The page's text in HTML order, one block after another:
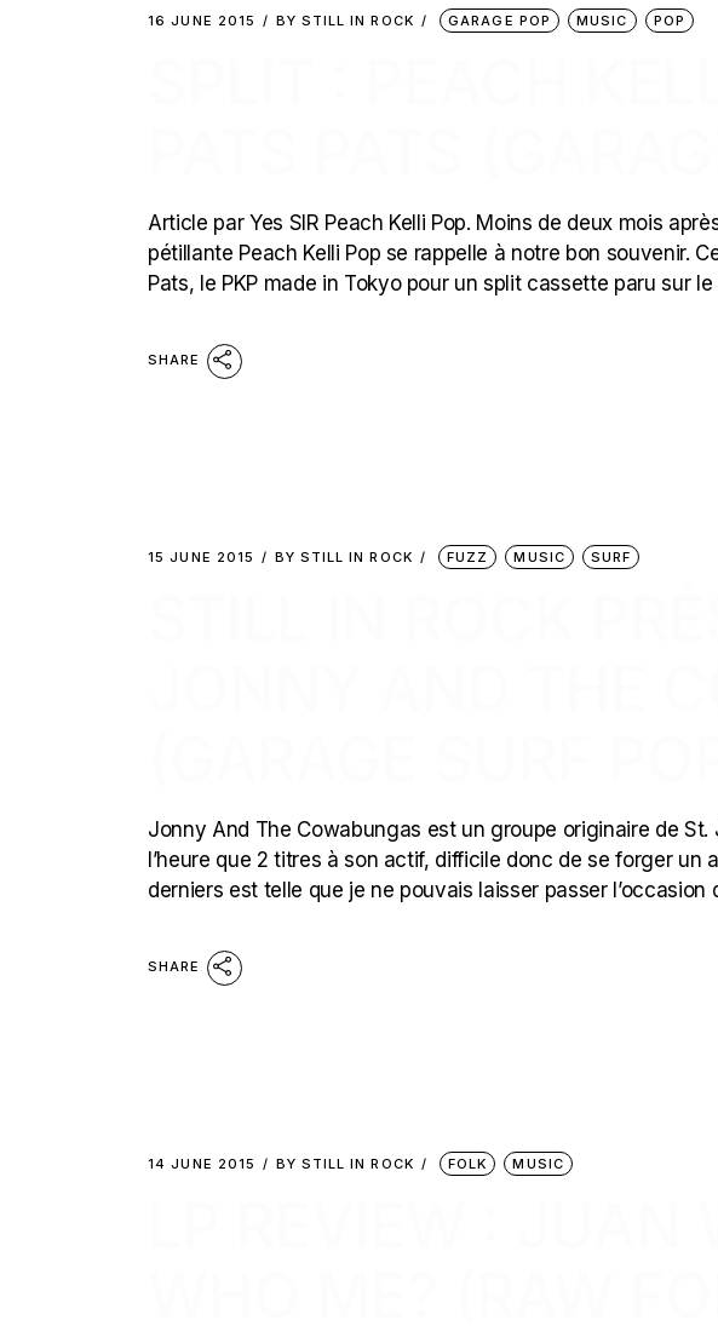
16 JUNE 2015 BY STILL IN ROCK GARAGE POP MUSIC POP
Article par Yes SIR Peach Kelli Pop. Moins de deux mois
pétillante Peach Kelli Pop se rappelle à notre bon souvenir.
Pats, le PKP made in Tokyo pour un split cassette paru sur
SHARE
15 JUNE 2015 BY STILL IN ROCK FUZZ MUSIC SURF
Jonny And The Cowabungas est un groupe originaire de St.
l’heure que 2 titres à son actif, difficile donc de se forger un
derniers est telle que je ne pouvais laisser passer l’occasion
SHARE
14 JUNE 2015 BY STILL IN ROCK FOLK MUSIC